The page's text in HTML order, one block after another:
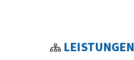
LEISTUNGEN